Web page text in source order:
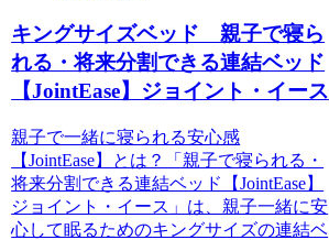
キングサイズベッド 親子で寝ら
れる・将来分割できる連結ベッド
【JointEase】ジョイント・イース
親子で一緒に寝られる安心感
【JointEase】とは？「親子で寝られる・
将来分割できる連結ベッド【JointEase】
ジョイント・イース」は、親子一緒に安
心して眠るためのキングサイズの連結ベ